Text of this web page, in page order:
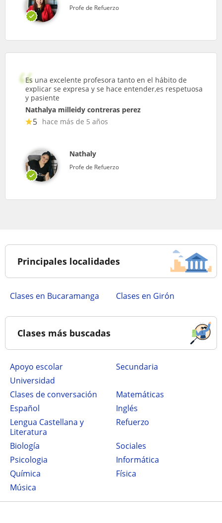
Profe de Refuerzo
Es una excelente profesora tanto en el hábito de
explicar se expresa y se hace entender,es respetuosa
y pasiente
Nathalya milleidy contreras perez
5 hace más de 5 años
Nathaly
Profe de Refuerzo
Principales localidades
Clases en Bucaramanga Clases en Girón
Clases más buscadas
Apoyo escolar
secundaria
Universidad
Clases de conversación
Matemáticas
Español
Inglés
Lengua Castellana y
Literatura
Refuerzo
Biología
Sociales
Psicologia
Informática
Química
Física
Música